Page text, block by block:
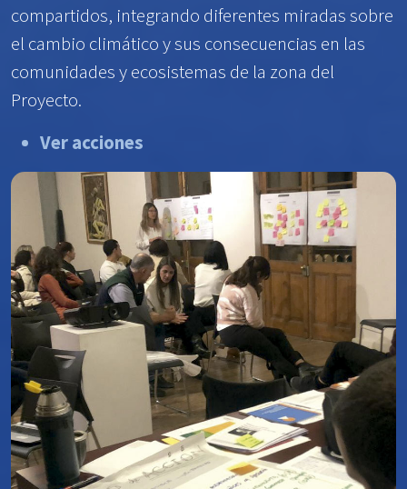
compartidos, integrando diferentes miradas sobre
el cambio climático y sus consecuencias en las
comunidades y ecosistemas de la zona del
Proyecto.
Ver acciones